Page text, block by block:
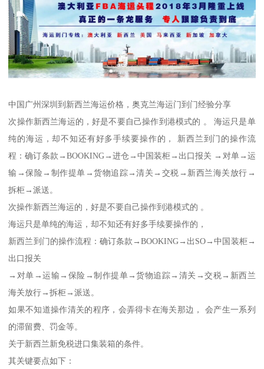
中国广州深圳到新西兰海运价格，奥克兰海运门到门经验分享
次操作新西兰海运的，好是不要自己操作到港模式的 。 海运只是单
纯的海运，却不知还有好多手续要操作的， 新西兰到门的操作流
程：确订条款→BOOKING→进仓→中国装柜→出口报关 →对单→运
输→保险→制作提单→货物追踪→清关→交税→新西兰海关放行→
拆柜→派送。
次操作新西兰海运的，好是不要自己操作到港模式的 。
海运只是单纯的海运，却不知还有好多手续要操作的，
新西兰到门的操作流程：确订条款→BOOKING→出SO→中国装柜→
出口报关
→对单→运输→保险→制作提单→货物追踪→清关→交税→新西兰
海关放行→拆柜→派送。
如果不知道操作清关的程序，会弄得卡在海关那边， 会产生一系列
的滞留费、罚金等。
关于新西兰新免税进口集装箱的条件。
其关键要点如下：